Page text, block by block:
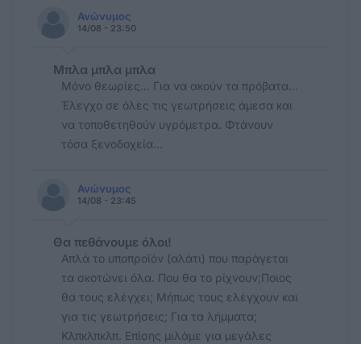
Ανώνυμος
14/08 - 23:50
Μπλα μπλα μπλα
Μόνο θεωρίες... Για να ακούν τα πρόβατα...
Έλεγχο σε όλες τις γεωτρήσεις άμεσα και
να τοποθετηθούν υγρόμετρα. Φτάνουν
τόσα ξενοδοχεία...
Ανώνυμος
14/08 - 23:45
Θα πεθάνουμε όλοι!
Απλά το υποπροϊόν (αλάτι) που παράγεται
τα σκοτώνει όλα. Που θα το ρίχνουν;Ποιος
θα τους ελέγχει; Μήπως τους ελέγχουν και
για τις γεωτρήσεις; Για τα λήμματα;
Κλπκλπκλπ. Επίσης μιλάμε για μεγάλες